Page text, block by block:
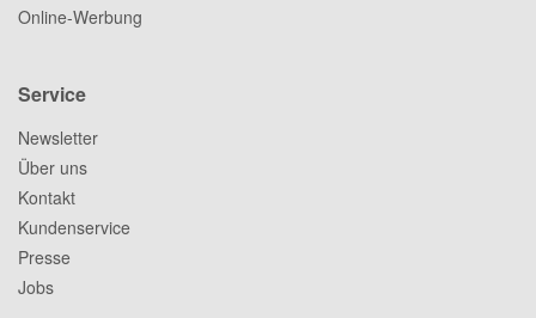
Online-Werbung
Service
Newsletter
Über uns
Kontakt
Kundenservice
Presse
Jobs